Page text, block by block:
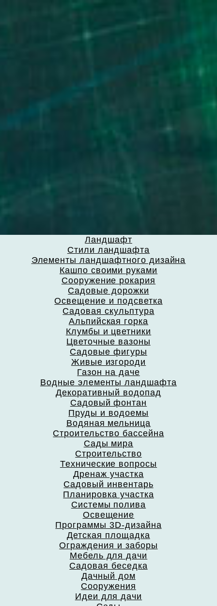
Ландшафт
Стили ландшафта
Элементы ландшафтного дизайна
Кашпо своими руками
Сооружение рокария
Садовые дорожки
Освещение и подсветка
Садовая скульптура
Альпийская горка
Клумбы и цветники
Цветочные вазоны
Садовые фигуры
Живые изгороди
Газон на даче
Водные элементы ландшафта
Декоративный водопад
Садовый фонтан
Пруды и водоемы
Водяная мельница
Строительство бассейна
Сады мира
Строительство
Технические вопросы
Дренаж участка
Садовый инвентарь
Планировка участка
Системы полива
Освещение
Программы 3D-дизайна
Детская площадка
Ограждения и заборы
Мебель для дачи
Садовая беседка
Дачный дом
Сооружения
Идеи для дачи